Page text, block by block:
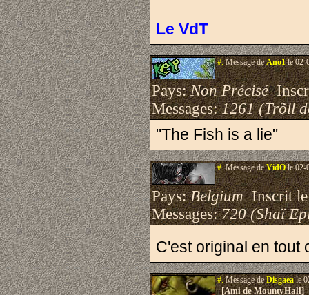
Le VdT
#.Message deAno1le 02-
Pays:Non Précisé
Messages:1261 (Trõll
"The Fish is a lie"
#.Message deVidOle 02-
Pays:BelgiumInscrit
Messages:720 (Shaï
C'est original en
#.Message deDisgaeale
[Ami de MountyHall]